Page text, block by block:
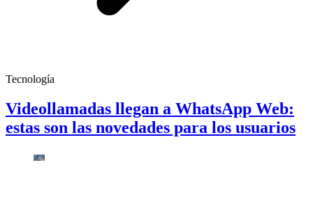
Tecnología
Videollamadas llegan a WhatsApp Web:
estas son las novedades para los usuarios